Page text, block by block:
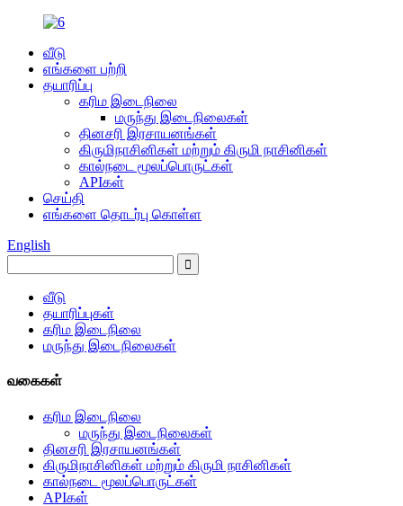
வீடு
எங்களை பற்றி
தயாரிப்பு
கரிம இடைநிலை
மருந்து இடைநிலைகள்
தினசரி இரசாயனங்கள்
கிருமிநாசினிகள் மற்றும் கிருமி நாசினிகள்
கால்நடை மூலப்பொருட்கள்
APIகள்
செய்தி
எங்களை தொடர்பு கொள்ள
English
வீடு
தயாரிப்புகள்
கரிம இடைநிலை
மருந்து இடைநிலைகள்
வகைகள்
கரிம இடைநிலை
மருந்து இடைநிலைகள்
தினசரி இரசாயனங்கள்
கிருமிநாசினிகள் மற்றும் கிருமி நாசினிகள்
கால்நடை மூலப்பொருட்கள்
APIகள்